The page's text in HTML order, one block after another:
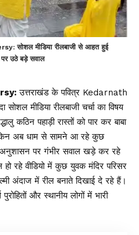
सोशल मीडिया रीलबाजी से आहत हुई
पर उठे बड़े सवाल
उत्तराखंड के पवित्र Kedarnath
मीडिया रीलबाजी चर्चा का विषय
कठिन पहाड़ी रास्तों को पार कर बाबा
अब धाम से सामने आ रहे कुछ
अनुशासन पर गंभीर सवाल खड़े कर रहे
रहे वीडियो में कुछ युवक मंदिर परिसर
अंदाज में रील बनाते दिखाई दे रहे हैं।
और स्थानीय लोगों में भारी